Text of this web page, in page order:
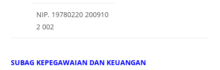
NIP. 19780220 200910
2 002
SUBAG KEPEGAWAIAN DAN KEUANGAN